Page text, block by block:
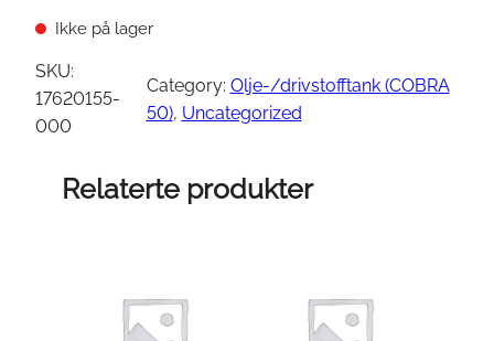
Ikke på lager
SKU:
17620155-
000
Category: Olje-/drivstofftank (COBRA
50), Uncategorized
Relaterte produkter